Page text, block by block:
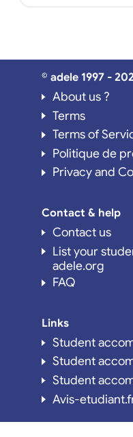
© adele 1997 -
About us ?
Terms
Terms of
Politique de
Privacy and
Contact & help
Contact us
List your
adele.org
FAQ
Links
Student
Student
Student
Avis-